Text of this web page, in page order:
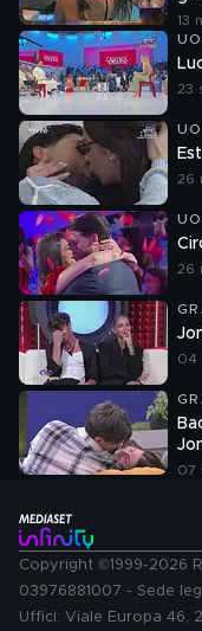
13
23
26
26
04
07
Copyright ©1999-2026
03976881007 - Sede
Uffici: Viale Europa 46,